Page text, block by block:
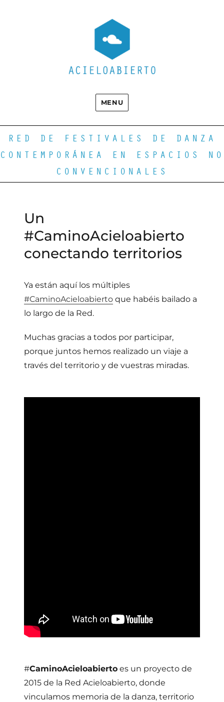
MENU
RED DE FESTIVALES DE DANZA
CONTEMPORÁNEA EN ESPACIOS NO
CONVENCIONALES
Un
#CaminoAcieloabierto
conectando territorios
Ya están aquí los múltiples
‪#‎CaminoAcieloabierto‬que habéis bailado a
lo largo de la Red.
Muchas gracias a todos por participar,
porque juntos hemos realizado un viaje a
través del territorio y de vuestras miradas.
#CaminoAcieloabiertoes un proyecto de
2015 de la Red Acieloabierto, donde
vinculamos memoria de la danza, territorio